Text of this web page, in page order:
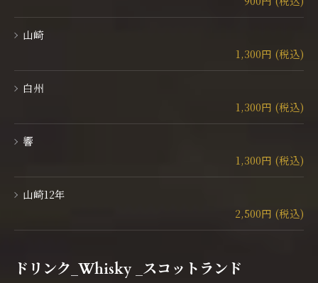
山崎
1,300円 (税込)
白州
1,300円 (税込)
響
1,300円 (税込)
山崎12年
2,500円 (税込)
ドリンク_Whisky _スコットランド